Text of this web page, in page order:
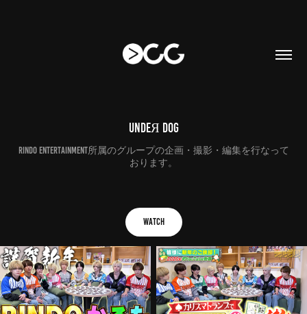
UNDEЯ DOG
RINDO entertainment所属のグループの企画・撮影・編集を行なって
おります。
Watch